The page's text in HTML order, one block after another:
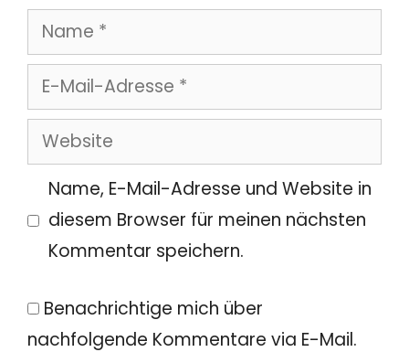
Name
E-
Mail-
Adresse
Website
Name, E-Mail-Adresse und Website in
diesem Browser für meinen nächsten
Kommentar speichern.
Benachrichtige mich über
nachfolgende Kommentare via E-Mail.